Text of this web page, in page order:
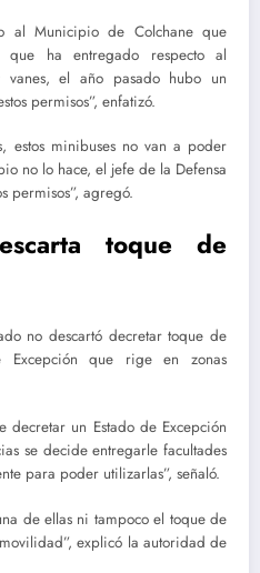
al Municipio de Colchane que
ha entregado respecto al
vanes, el año pasado hubo un
permisos”, enfatizó.
estos minibuses no van a poder
no lo hace, el jefe de la Defensa
permisos”, agregó.
toque de
no descartó decretar toque de
Excepción que rige en zonas
decretar un Estado de Excepción
se decide entregarle facultades
para poder utilizarlas”, señaló.
de ellas ni tampoco el toque de
explicó la autoridad de